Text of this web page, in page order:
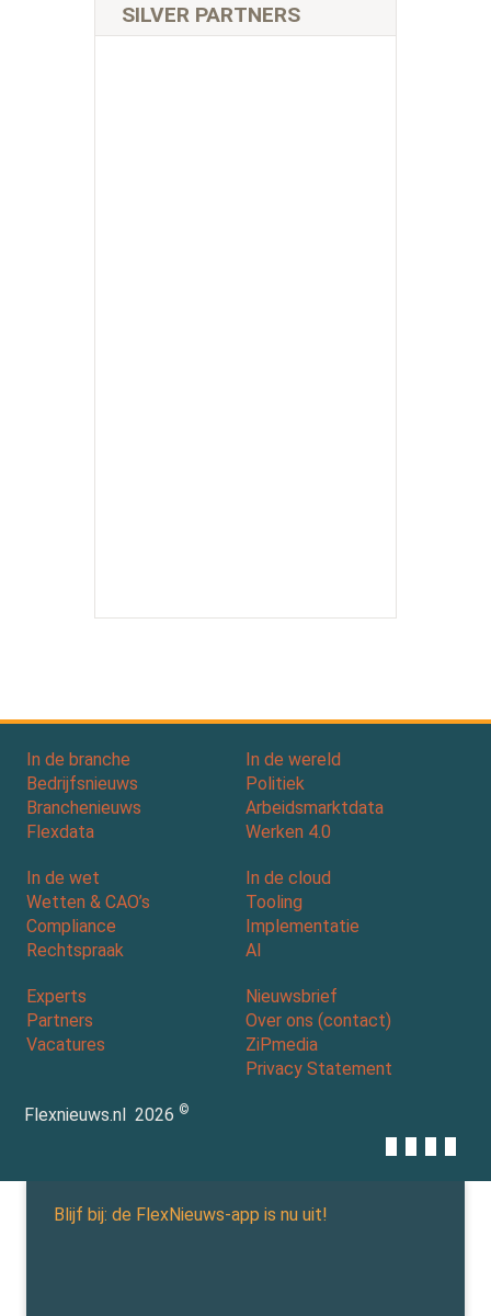
SILVER PARTNERS
In de branche
Bedrijfsnieuws
Branchenieuws
Flexdata
In de wereld
Politiek
Arbeidsmarktdata
Werken 4.0
In de wet
Wetten & CAO’s
Compliance
Rechtspraak
In de cloud
Tooling
Implementatie
AI
Experts
Partners
Vacatures
Nieuwsbrief
Over ons (contact)
ZiPmedia
Privacy Statement
Flexnieuws.nl 2026 ©
Blijf bij: de FlexNieuws-app is nu uit!